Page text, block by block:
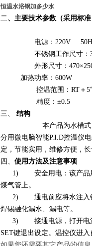
恒温水浴锅加多少水
二、主要技术参数（采用标准
电源：220V
不锈钢工作尺寸：
外形尺寸：
加热功率：600W
控温范围：RT＋5℃-
精度：±0.5
三、 结构
本产品为水槽式，水槽
分用微电脑智能P.I.D控温仪
定，节能实用，维修方便，长
四、 使用方法及注意事项
1) 安全用电：该产品用
煤气管上。
2) 通电前应将水注入锅内
焊锡融化漏水、漏电等。
3) 接通电源，打开电源开
SET键退出设定。温控仪进入